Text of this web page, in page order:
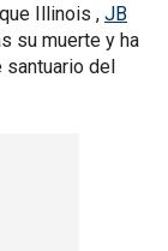
Illinois , JB
su muerte y ha
del